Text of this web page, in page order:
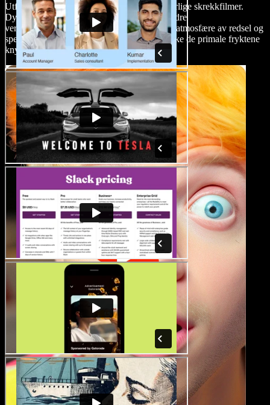
Utforsk frykten for det ukjente med overnaturlige skrekkfilmer.
Dykk ned i det paranormale, spøkelser og andre
verdensomspennende vesener for å skape en atmosfære av redsel og
spenning. Disse filmene er perfekte for å vekke de primale fryktene
knyttet til det overnaturlige.